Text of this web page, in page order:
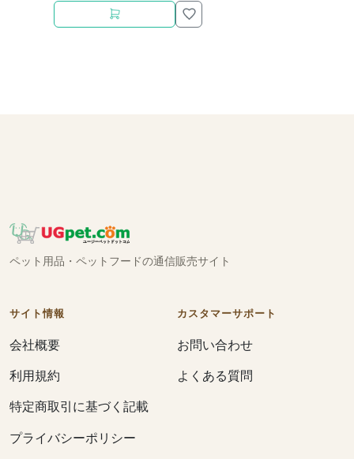
ペット用品・ペットフードの通信販売サイト
サイト情報
会社概要
利用規約
特定商取引に基づく記載
プライバシーポリシー
カスタマーサポート
お問い合わせ
よくある質問